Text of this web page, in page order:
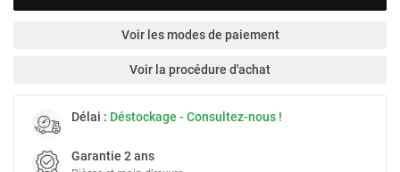
Voir les modes de paiement
Voir la procédure d'achat
Délai : Déstockage - Consultez-nous !
Garantie 2 ans